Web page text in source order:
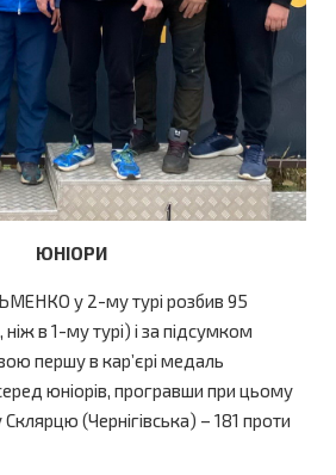
ЮНІОРИ
у 2-му турі розбив 95
в 1-му турі) і за підсумком
першу в кар’єрі медаль
юніорів, програвши при цьому
(Чернігівська) – 181 проти